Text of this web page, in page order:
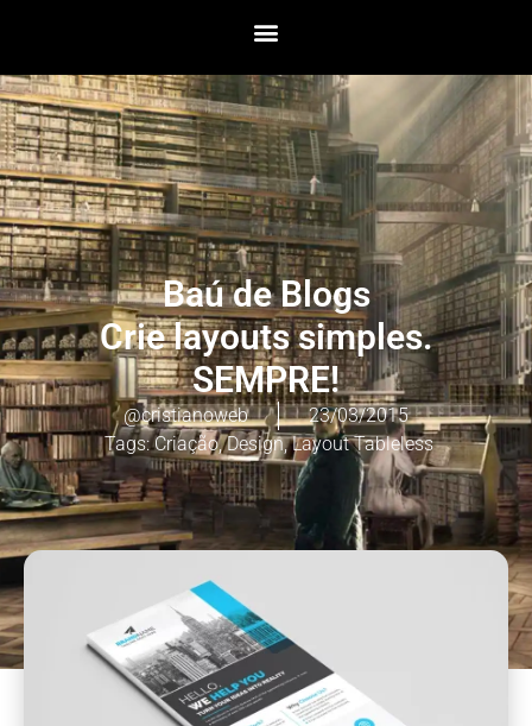
Baú de Blogs
Crie layouts simples.
SEMPRE!
@cristianoweb
23/03/2015
Tags:Criação,Design,Layout Tableless